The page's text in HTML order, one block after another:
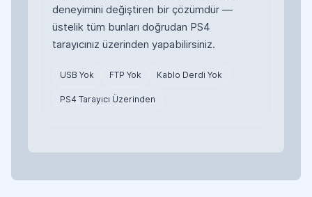
deneyimini değiştiren bir çözümdür —
üstelik tüm bunları doğrudan PS4
tarayıcınız üzerinden yapabilirsiniz.
USB Yok FTP Yok Kablo Derdi Yok
PS4 Tarayıcı Üzerinden